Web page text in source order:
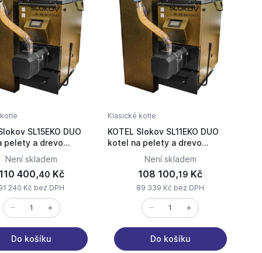
SL15EKO DUO
pelety a drevo
Není skladem
110 400,40 Kč
240 Kč bez DPH
Do košíku
Klasické kotle
KOTEL Slokov SL11EKO DUO
kotel na pelety a drevo
(EKODESIGN)
Není skladem
108 100,19 Kč
89 339 Kč bez DPH
Do košíku